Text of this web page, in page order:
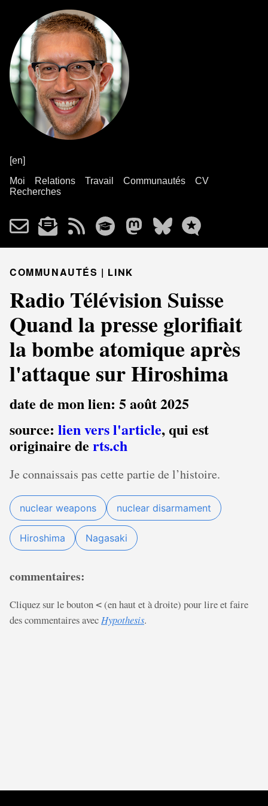
[en]
Moi
Relations Travail Communautés
CV
Recherches
COMMUNAUTÉS | LINK
Radio Télévision Suisse
Quand la presse glorifiait
la bombe atomique après
l'attaque sur Hiroshima
date de mon lien: 5 août 2025
source: lien vers l'article, qui est
originaire de rts.ch
Je connaissais pas cette partie de l’histoire.
nuclear weapons nuclear disarmament
Hiroshima Nagasaki
commentaires:
Cliquez sur le bouton < (en haut et à droite) pour lire et faire
des commentaires avec Hypothesis.